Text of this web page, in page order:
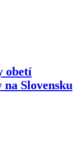
obetí
Slovensku